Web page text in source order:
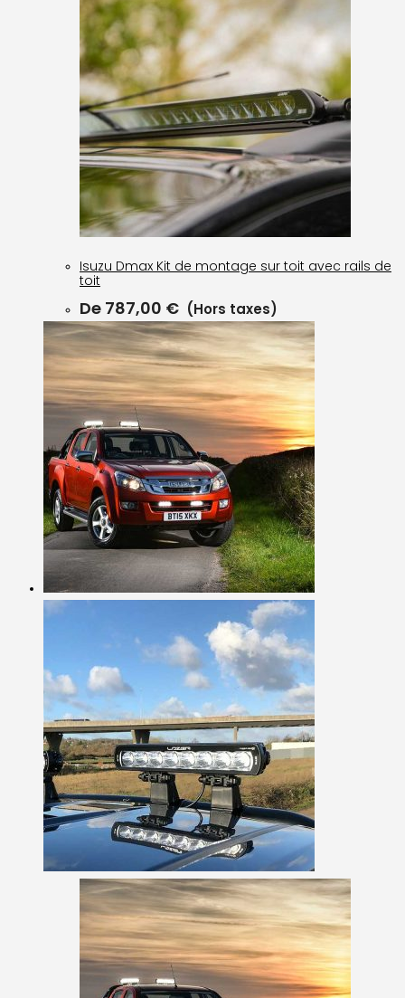
Isuzu Dmax Kit de montage sur toit avec rails de
toit
De 787,00 € (Hors taxes)